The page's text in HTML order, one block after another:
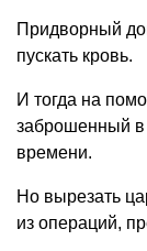
Придворный
пускать кровь.
И тогда на
заброшенный в
времени.
Но вырезать
из операций,